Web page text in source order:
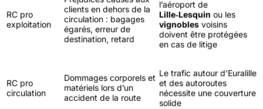
RC pro
exploitation
clients en dehors de la
circulation : bagages
égarés, erreur de
destination, retard
l’aéroport de
Lille‑Lesquin ou les
vignobles voisins
doivent être protégées
en cas de litige
RC pro
circulation
Dommages corporels et
matériels lors d’un
accident de la route
Le trafic autour d’Euralille
et des autoroutes
nécessite une couverture
solide